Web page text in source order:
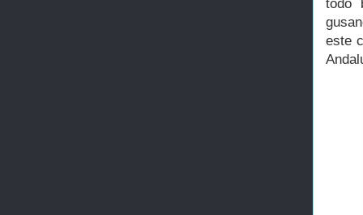
todo
este